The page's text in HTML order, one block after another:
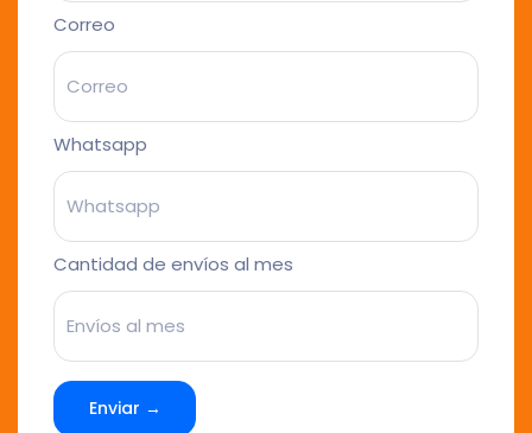
Correo
Whatsapp
Cantidad de envíos al mes
Enviar →